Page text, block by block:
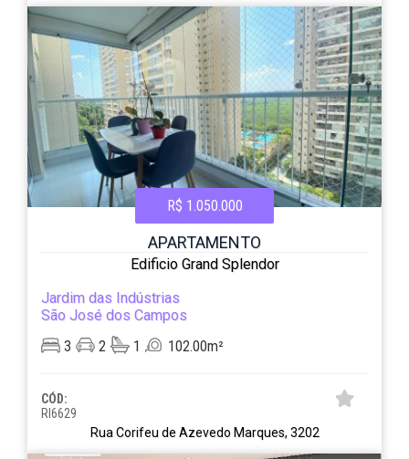
R$ 1.050.000
APARTAMENTO
Edificio Grand Splendor
Jardim das Indústrias
São José dos Campos
3
2 1 102.00m²
CÓD:
RI6629
Rua Corifeu de Azevedo Marques, 3202